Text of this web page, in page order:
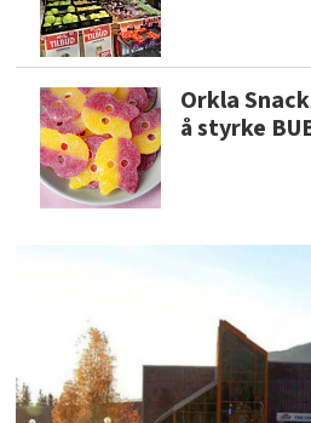
Orkla
å styrke